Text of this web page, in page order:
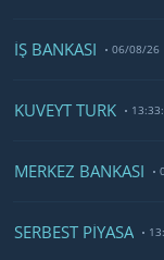
İŞ BANKASI 06/08/26
KUVEYT TÜRK
MERKEZ BANKASI
SERBEST PİYASA